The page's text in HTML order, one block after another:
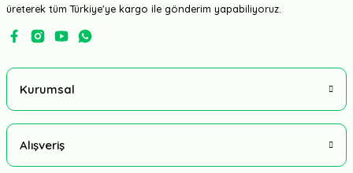
üreterek tüm Türkiye'ye kargo ile gönderim yapabiliyoruz.
Kurumsal
Alışveriş